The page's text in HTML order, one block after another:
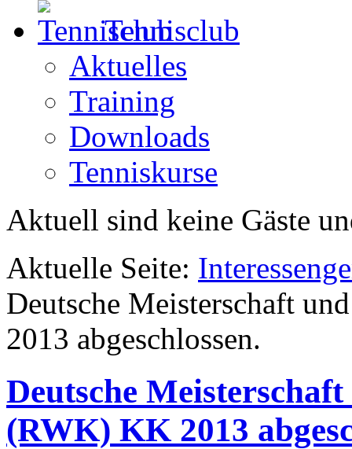
Tennisclub
Aktuelles
Training
Downloads
Tenniskurse
Aktuell sind keine Gäste
Aktuelle Seite:
Deutsche Meisterschaft
2013 abgeschlossen.
Deutsche
(RWK) KK 2013